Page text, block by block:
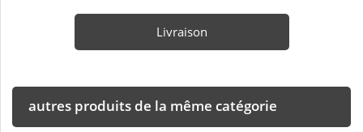
Livraison
autres produits de la même catégorie